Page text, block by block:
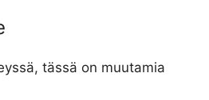
tässä on muutamia